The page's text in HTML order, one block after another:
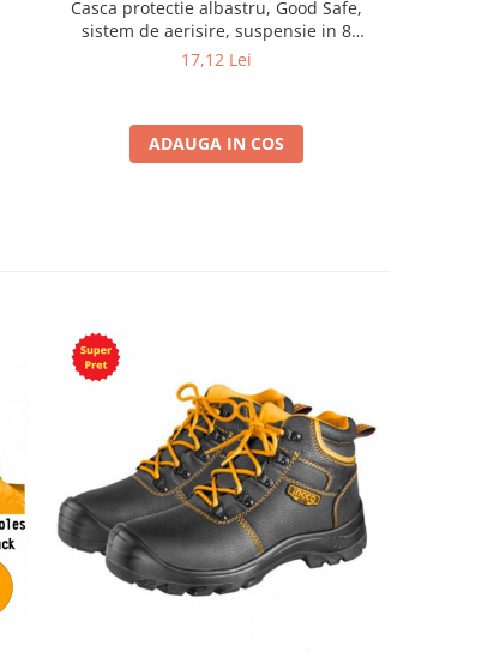
Casca protectie albastru, Good Safe,
sistem de aerisire, suspensie in 8
puncte
17,12 Lei
ADAUGA IN COS